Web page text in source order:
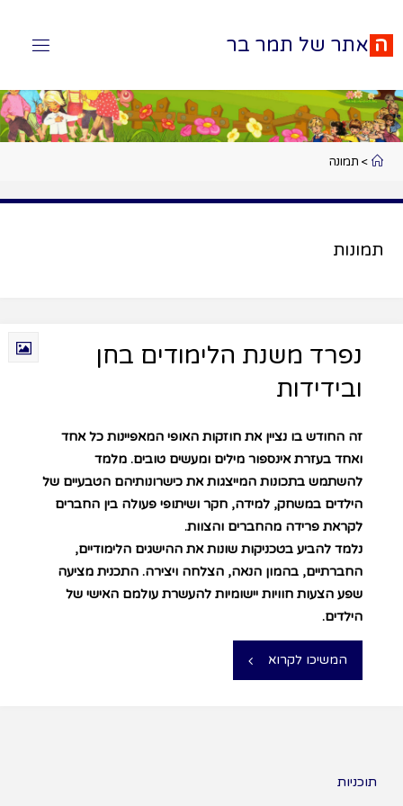
ה אתר של תמר בר
> תמונה
תמונות
נפרד משנת הלימודים בחן
ובידידות
זה החודש בו נציין את חוזקות האופי המאפיינות כל אחד
ואחד בעזרת אינספור מילים ומעשים טובים. מלמד
להשתמש בתכונות המייצגות את כישרונותיהם הטבעיים של
הילדים במשחק, למידה, חקר ושיתופי פעולה בין החברים
לקראת פרידה מהחברים והצוות.
נלמד להביע בטכניקות שונות את ההישגים הלימודיים,
החברתיים, בהמון הנאה, הצלחה ויצירה. התכנית מציעה
שפע הצעות חוויות יישומיות להעשרת עולמם האישי של
הילדים.
המשיכו לקרוא
תוכניות